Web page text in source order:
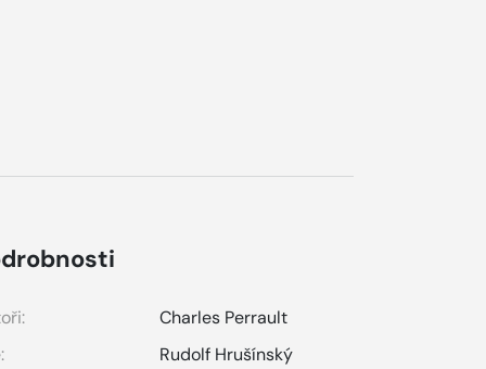
Charles Perrault
Rudolf Hrušínský